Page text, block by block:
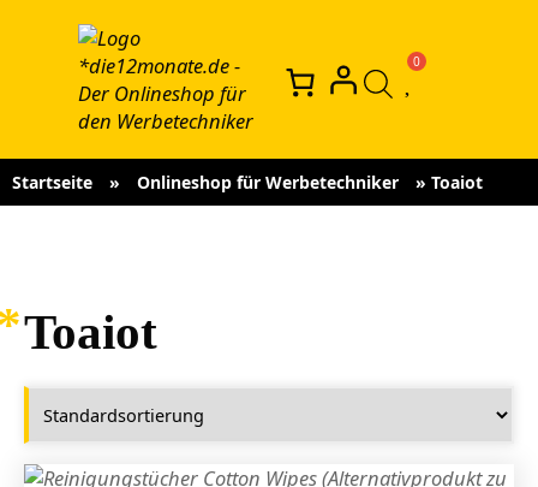
Startseite » Onlineshop für Werbetechniker » Toaiot
Toaiot